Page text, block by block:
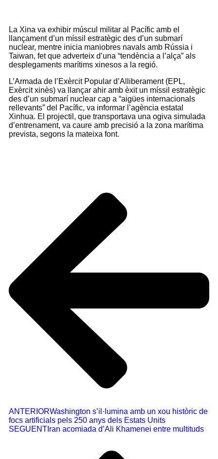
La Xina va exhibir múscul militar al Pacífic amb el
llançament d’un míssil estratègic des d’un submarí
nuclear, mentre inicia maniobres navals amb Rússia i
Taiwan, fet que adverteix d’una “tendència a l’alça” als
desplegaments marítims xinesos a la regió.
L’Armada de l’Exèrcit Popular d’Alliberament (EPL,
Exèrcit xinès) va llançar ahir amb èxit un míssil estratègic
des d’un submarí nuclear cap a “aigües internacionals
rellevants” del Pacífic, va informar l’agència estatal
Xinhua. El projectil, que transportava una ogiva simulada
d’entrenament, va caure amb precisió a la zona marítima
prevista, segons la mateixa font.
ANTERIORWashington s’il·lumina amb un xou històric de
focs artificials pels 250 anys dels Estats Units
SEGUENT Iran acomiada d’Ali Khamenei entre multituds